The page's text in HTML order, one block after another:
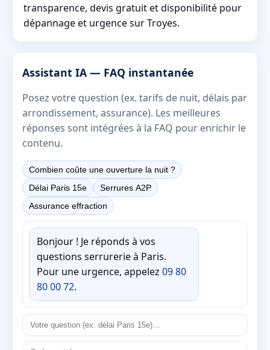
transparence, devis gratuit et disponibilité pour
dépannage et urgence sur Troyes.
Assistant IA — FAQ instantanée
Posez votre question (ex. tarifs de nuit, délais par
arrondissement, assurance). Les meilleures
réponses sont intégrées à la FAQ pour enrichir le
contenu.
Combien coûte une ouverture la nuit ?
Délai Paris 15e
Serrures A2P
Assurance effraction
Bonjour ! Je réponds à vos
questions serrurerie à Paris.
Pour une urgence, appelez 09 80
80 00 72.